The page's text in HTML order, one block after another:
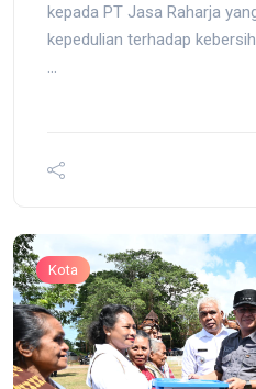
kepada PT Jasa Raharja
kepedulian terhadap
...
Kota